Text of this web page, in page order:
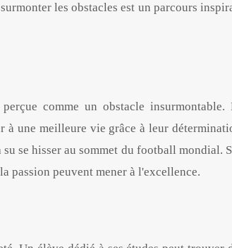
les obstacles est un parcours
comme un obstacle insurmontable.
à une meilleure vie grâce à leur
se hisser au sommet du football mondial.
passion peuvent mener à l'excellence.